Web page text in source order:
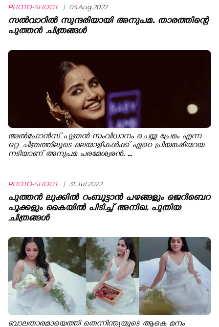
PHOTO-SHOOT | 05.Aug.2022
സൽവാറിൽ സുന്ദരിയായി അനുപമ. താരത്തിന്റെ
പുത്തൻ ചിത്രങ്ങൾ
അല്‍ഫോന്‍സ് പുത്രന്‍ സംവിധാനം ചെയ്ത പ്രേമം എന്ന
ഒറ്റ ചിത്രത്തിലൂടെ മലയാളികൾക്ക് ഏറെ പ്രിയങ്കരിയായ
നടിയാണ് അനുപമ പരമേശ്വരൻ. ...
PHOTO-SHOOT | 31.Jul.2022
പുത്തൻ ലുക്കിൽ റംബൂട്ടാൻ പഴങ്ങളും ജെറിബെറ
പൂക്കളും കൈയിൽ പിടിച്ച് അനിഖ. പുതിയ
ചിത്രങ്ങൾ
ബാലതാരമായെത്തി തെന്നിന്ത്യയുടെ ആകെ മനം